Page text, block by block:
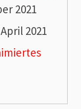
2021
2021